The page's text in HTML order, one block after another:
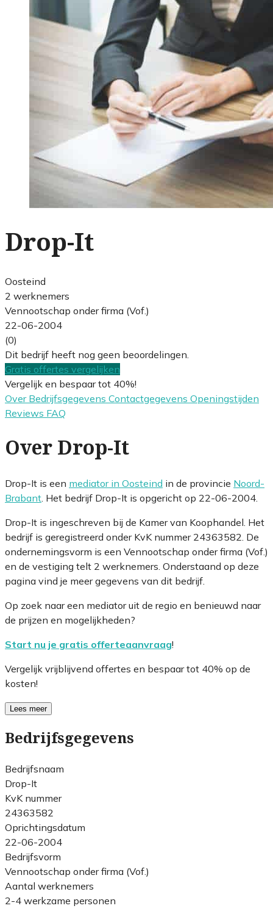
Drop-It
Oosteind
2 werknemers
Vennootschap onder firma (Vof.)
22-06-2004
(0)
Dit bedrijf heeft nog geen beoordelingen.
Gratis offertes vergelijken
Vergelijk en bespaar tot 40%!
Over Bedrijfsgegevens Contactgegevens Openingstijden
Reviews FAQ
Over Drop-It
Drop-It is een mediator in Oosteind in de provincie Noord-
Brabant . Het bedrijf Drop-It is opgericht op 22-06-2004.
Drop-It is ingeschreven bij de Kamer van Koophandel. Het
bedrijf is geregistreerd onder KvK nummer 24363582. De
ondernemingsvorm is een Vennootschap onder firma (Vof.)
en de vestiging telt 2 werknemers. Onderstaand op deze
pagina vind je meer gegevens van dit bedrijf.
Op zoek naar een mediator uit de regio en benieuwd naar
de prijzen en mogelijkheden?
Start nu je gratis offerteaanvraag!
Vergelijk vrijblijvend offertes en bespaar tot 40% op de
kosten!
Lees meer
Bedrijfsgegevens
Bedrijfsnaam
Drop-It
KvK nummer
24363582
Oprichtingsdatum
22-06-2004
Bedrijfsvorm
Vennootschap onder firma (Vof.)
Aantal werknemers
2-4 werkzame personen